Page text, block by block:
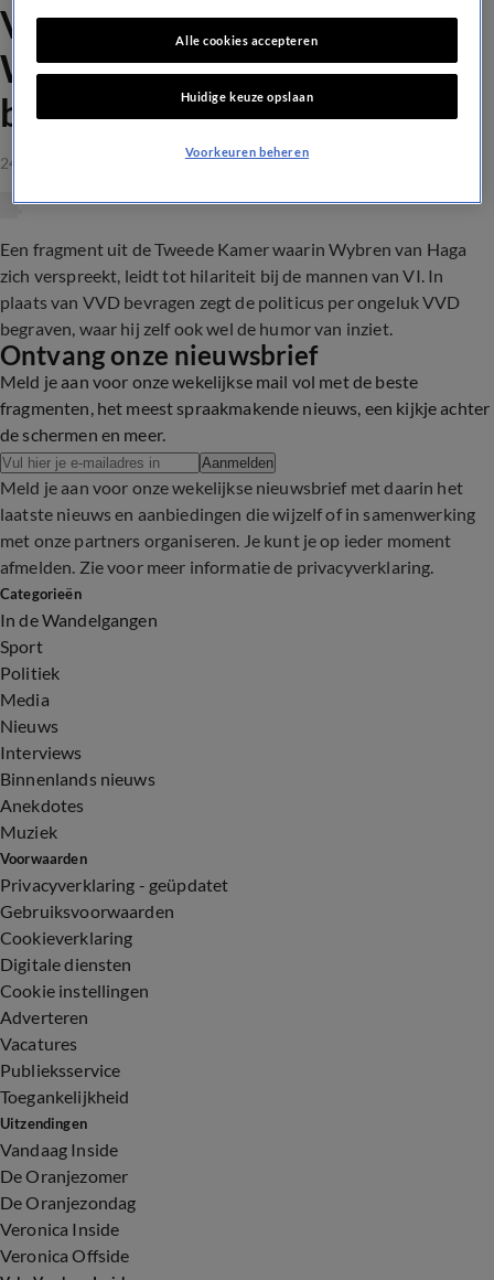
VI-trio lacht om verspreking
Wybren van Haga: 'VVD
begraven?'
24 sep 2021, 23:28
Een fragment uit de Tweede Kamer waarin Wybren van Haga
zich verspreekt, leidt tot hilariteit bij de mannen van VI. In
plaats van VVD bevragen zegt de politicus per ongeluk VVD
begraven, waar hij zelf ook wel de humor van inziet.
Ontvang onze nieuwsbrief
Meld je aan voor onze wekelijkse mail vol met de beste
fragmenten, het meest spraakmakende nieuws, een kijkje achter
de schermen en meer.
Aanmelden
Meld je aan voor onze wekelijkse nieuwsbrief met daarin het
laatste nieuws en aanbiedingen die wijzelf of in samenwerking
met onze partners organiseren. Je kunt je op ieder moment
afmelden. Zie voor meer informatie de privacyverklaring.
Categorieën
In de Wandelgangen
Sport
Politiek
Media
Nieuws
Interviews
Binnenlands nieuws
Anekdotes
Muziek
Voorwaarden
Privacyverklaring - geüpdatet
Gebruiksvoorwaarden
Cookieverklaring
Digitale diensten
Cookie instellingen
Adverteren
Vacatures
Publieksservice
Toegankelijkheid
Uitzendingen
Vandaag Inside
De Oranjezomer
De Oranjezondag
Veronica Inside
Veronica Offside
Alle cookies accepteren
Huidige keuze opslaan
Voorkeuren beheren